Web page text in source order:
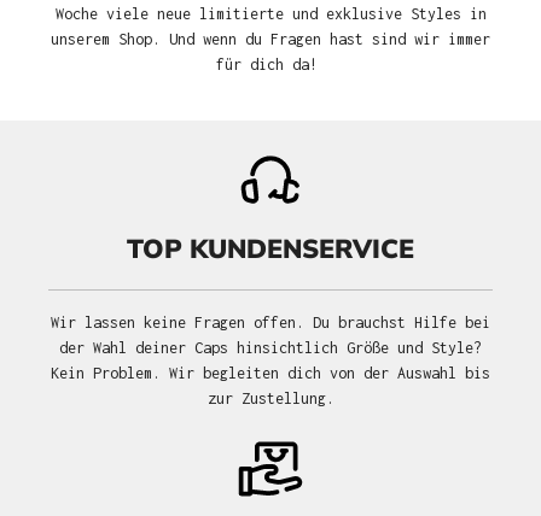
Woche viele neue limitierte und exklusive Styles in
unserem Shop. Und wenn du Fragen hast sind wir immer
für dich da!
TOP KUNDENSERVICE
Wir lassen keine Fragen offen. Du brauchst Hilfe bei
der Wahl deiner Caps hinsichtlich Größe und Style?
Kein Problem. Wir begleiten dich von der Auswahl bis
zur Zustellung.